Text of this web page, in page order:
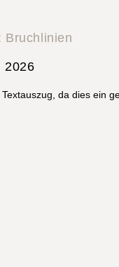
Bruchlinien
2026
da dies ein